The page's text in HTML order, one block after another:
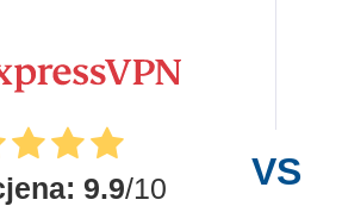
: 9.9/10